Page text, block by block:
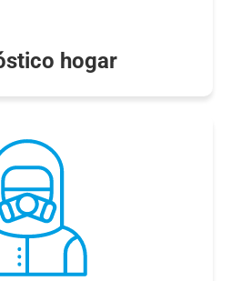
hogar